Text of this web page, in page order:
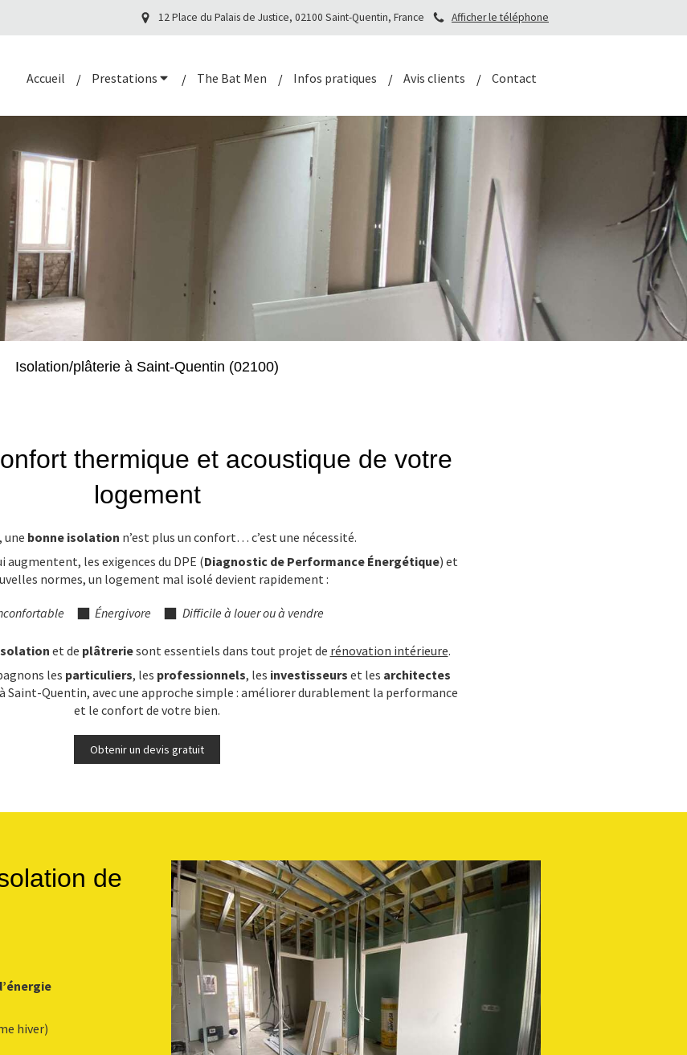
Afficher le téléphone
12 Place du Palais de Justice, 02100 Saint-Quentin, France
Accueil Prestations The Bat Men Infos pratiques Avis clients Contact
Isolation/plâterie à Saint-Quentin (02100)
thermique et acoustique de votre
logement
une bonne isolation n’est plus un confort… c’est une nécessité.
augmentent, les exigences du DPE (Diagnostic de Performance Énergétique) et
normes, un logement mal isolé devient rapidement :
Énergivore Difficile à louer ou à vendre
et de plâtreriesont essentiels dans tout projet de rénovation intérieure.
les particuliers, les professionnels, les investisseurs et les architectes
Saint-Quentin, avec une approche simple : améliorer durablement la performance
et le confort de votre bien.
Obtenir un devis gratuit
de
hiver)